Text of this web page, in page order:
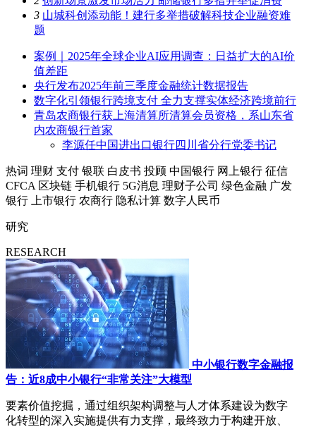
3 山城科创添动能！建行多举措破解科技企业融资难
题
案例｜2025年全球企业AI应用调查：日益扩大的AI价
值差距
央行发布2025年前三季度金融统计数据报告
数字化引领银行跨境支付 全力支撑实体经济跨境前行
青岛农商银行获上海清算所清算会员资格，系山东省
内农商银行首家
李源任中国进出口银行四川省分行党委书记
热词 理财 支付 银联 白皮书 投顾 中国银行 网上银行 征信
CFCA 区块链 手机银行 5G消息 理财子公司 绿色金融 广发
银行
上市银行 农商行 隐私计算 数字人民币
研究
RESEARCH
中小银行数字金融报
告：近8成中小银行“非常关注”大模型
要素价值挖掘，通过组织架构调整与人才体系建设为数字
化转型的深入实施提供有力支撑，最终致力于构建开放、